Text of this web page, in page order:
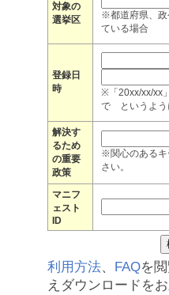
対象の
選挙区
※都道府県、政
ている場合
登録日
時
※「20xx/xx/xx
で というよう
解決す
るため
の重要
政策
※関心のあるキ
さい。
マニフ
ェスト
ID
利用方法、 FAQを
えダウンロードを